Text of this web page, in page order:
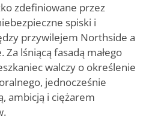
zdefiniowane przez
spiski i
przywilejem Northside a
lśniącą fasadą małego
walczy o określenie
jednocześnie
ambicją i ciężarem